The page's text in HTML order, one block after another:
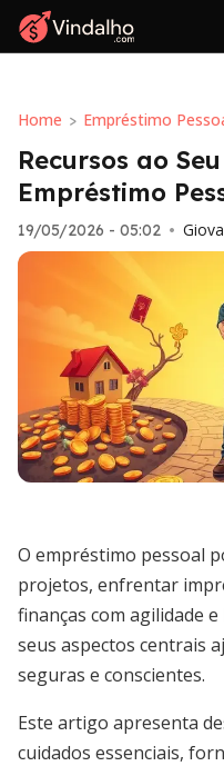
Home > Empréstimo
Recursos ao
Empréstimo
19/05/2026 - 05:02 •
O empréstimo pessoal
projetos, enfrentar
finanças com agilidade
seus aspectos centrais
seguras e conscientes.
Este artigo apresenta
cuidados essenciais,